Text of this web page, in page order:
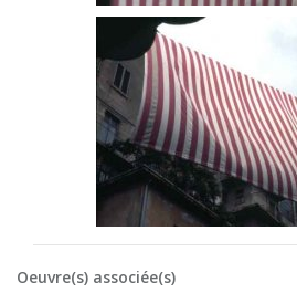
Oeuvre(s) associée(s)